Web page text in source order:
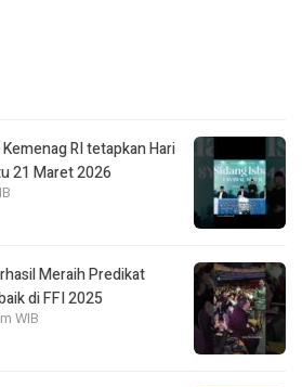
RI tetapkan Hari
21 Maret 2026
Meraih Predikat
di FFI 2025
WIB